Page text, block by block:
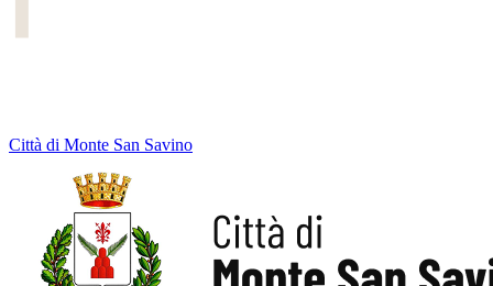
Città di Monte San Savino